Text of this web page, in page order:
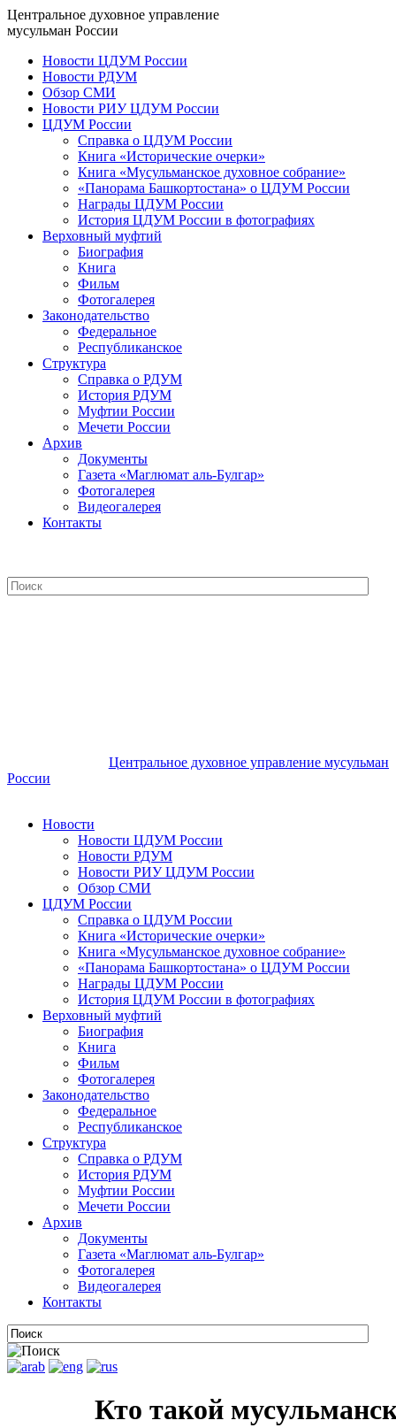
Центральное духовное управление
мусульман России
Новости ЦДУМ России
Новости РДУМ
Обзор СМИ
Новости РИУ ЦДУМ России
ЦДУМ России
Справка о ЦДУМ России
Книга «Исторические очерки»
Книга «Мусульманское духовное собрание»
«Панорама Башкортостана» о ЦДУМ России
Награды ЦДУМ России
История ЦДУМ России в фотографиях
Верховный муфтий
Биография
Книга
Фильм
Фотогалерея
Законодательство
Федеральное
Республиканское
Структура
Справка о РДУМ
История РДУМ
Муфтии России
Мечети России
Архив
Документы
Газета «Маглюмат аль-Булгар»
Фотогалерея
Видеогалерея
Контакты
Центральное духовное управление мусульман
России
Новости
Новости ЦДУМ России
Новости РДУМ
Новости РИУ ЦДУМ России
Обзор СМИ
ЦДУМ России
Справка о ЦДУМ России
Книга «Исторические очерки»
Книга «Мусульманское духовное собрание»
«Панорама Башкортостана» о ЦДУМ России
Награды ЦДУМ России
История ЦДУМ России в фотографиях
Верховный муфтий
Биография
Книга
Фильм
Фотогалерея
Законодательство
Федеральное
Республиканское
Структура
Справка о РДУМ
История РДУМ
Муфтии России
Мечети России
Архив
Документы
Газета «Маглюмат аль-Булгар»
Фотогалерея
Видеогалерея
Контакты
Кто такой